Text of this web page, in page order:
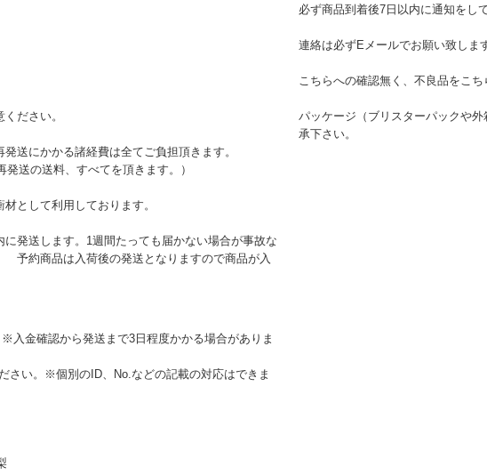
ださい。
送にかかる諸経費は全てご負担頂きます。
発送の送料、すべてを頂きます。）
として利用しております。
発送します。1週間たっても届かない場合が事故な
予約商品は入荷後の発送となりますので商品が入
入金確認から発送まで3日程度かかる場合がありま
さい。※個別のID、No.などの記載の対応はできま
必ず商品到着後7日以内に通知をし
連絡は必ずEメールでお願い致しま
こちらへの確認無く、不良品をこ
パッケージ（ブリスターパックや
承下さい。